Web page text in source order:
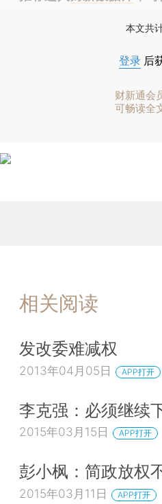
本文共
登录 后
财新通会
可畅读全
相关阅读
发改委难减权
2013年04月05日 APP打开
李克强：必须继续
2015年03月15日 APP打开
彭小枫：简政放权
2015年03月11日 APP打开